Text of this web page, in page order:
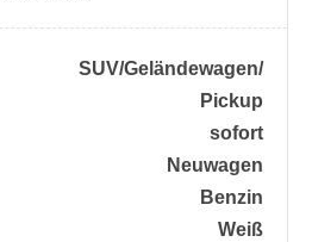
SUV/​Geländewagen/​
Pickup
sofort
Neuwagen
Benzin
Weiß